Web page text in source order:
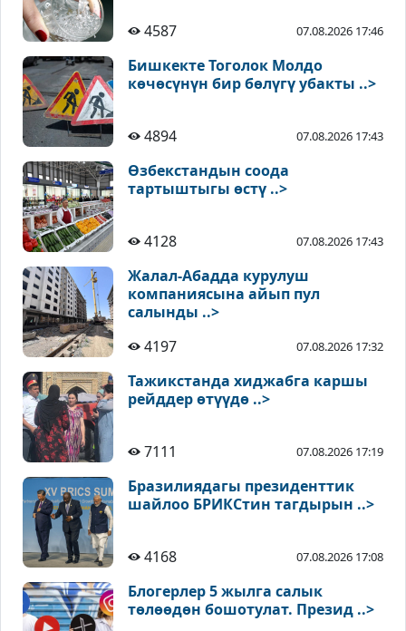
4587 07.08.2026 17:46
Бишкекте Тоголок Молдо
көчөсүнүн бир бөлүгү убакты ..>
4894 07.08.2026 17:43
Өзбекстандын соода
тартыштыгы өстү ..>
4128 07.08.2026 17:43
Жалал-Абадда курулуш
компаниясына айып пул
салынды ..>
4197
07.08.2026 17:32
Тажикстанда хиджабга каршы
рейддер өтүүдө ..>
7111 07.08.2026 17:19
Бразилиядагы президенттик
шайлоо БРИКСтин тагдырын ..>
4168 07.08.2026 17:08
Блогерлер 5 жылга салык
төлөөдөн бошотулат. Презид ..>